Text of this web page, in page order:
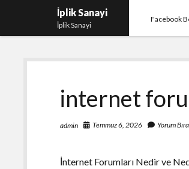
İplik Sanayi
İplik Sanayi
Facebook
Sanayiinternet
admin Temmuz 6, 2026 Yorum
İnternet Forumları Nedir ve